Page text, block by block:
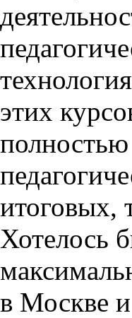
этих
полностью
итоговых,
Хотелось
в Москве